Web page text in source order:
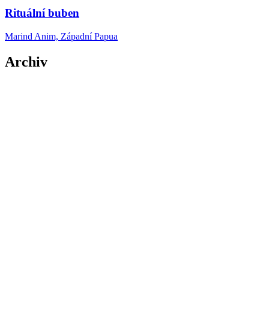
Rituální buben
Marind Anim, Západní Papua
Archiv